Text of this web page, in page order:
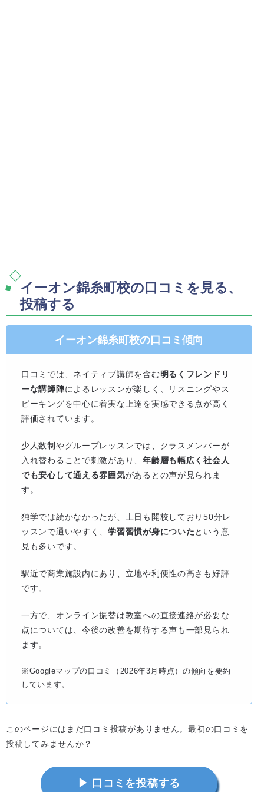
イーオン錦糸町校の口コミを見る、
投稿する
イーオン錦糸町校の口コミ傾向
口コミでは、ネイティブ講師を含む明るくフレンドリ
ーな講師陣によるレッスンが楽しく、リスニングやス
ピーキングを中心に着実な上達を実感できる点が高く
評価されています。
少人数制やグループレッスンでは、クラスメンバーが
入れ替わることで刺激があり、年齢層も幅広く社会人
でも安心して通える雰囲気があるとの声が見られま
す。
独学では続かなかったが、土日も開校しており50分レ
ッスンで通いやすく、学習習慣が身についたという意
見も多いです。
駅近で商業施設内にあり、立地や利便性の高さも好評
です。
一方で、オンライン振替は教室への直接連絡が必要な
点については、今後の改善を期待する声も一部見られ
ます。
※Googleマップの口コミ（2026年3月時点）の傾向を要約
しています。
このページにはまだ口コミ投稿がありません。最初の口コミを
投稿してみませんか？
▶ 口コミを投稿する